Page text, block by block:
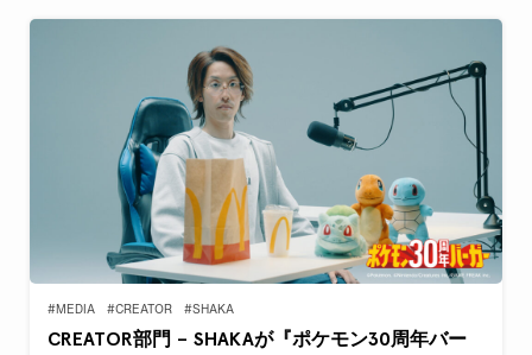
#MEDIA #CREATOR #SHAKA
CREATOR部門 – SHAKAが『ポケモン30周年バー